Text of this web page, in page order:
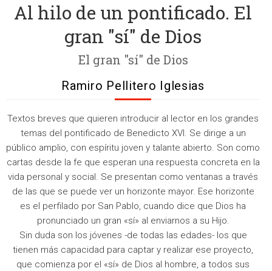
Al hilo de un pontificado. El
gran "sí" de Dios
El gran "sí" de Dios
Ramiro Pellitero Iglesias
Textos breves que quieren introducir al lector en los grandes
temas del pontificado de Benedicto XVI. Se dirige a un
público amplio, con espíritu joven y talante abierto. Son como
cartas desde la fe que esperan una respuesta concreta en la
vida personal y social. Se presentan como ventanas a través
de las que se puede ver un horizonte mayor. Ese horizonte
es el perfilado por San Pablo, cuando dice que Dios ha
pronunciado un gran «sí» al enviarnos a su Hijo.
Sin duda son los jóvenes -de todas las edades- los que
tienen más capacidad para captar y realizar ese proyecto,
que comienza por el «sí» de Dios al hombre, a todos sus